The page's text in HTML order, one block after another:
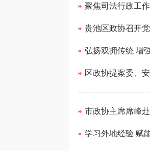
聚焦司法行政工
贵池区政协召开
弘扬双拥传统 增
区政协提案委、
市政协主席席峰
学习外地经验 赋